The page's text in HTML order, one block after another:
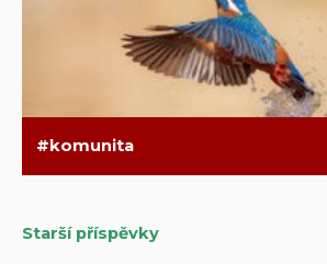
komunita
Navigace
Starší příspěvky